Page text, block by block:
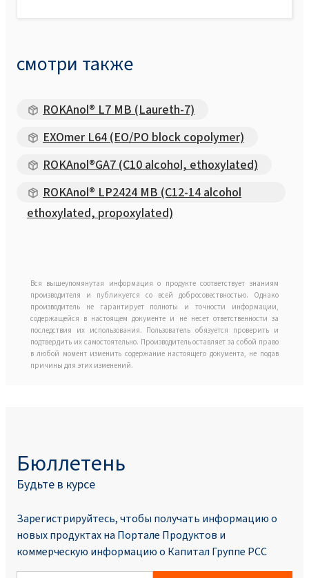
смотри также
ROKAnol® L7 MB (Laureth-7)
EXOmer L64 (EO/PO block copolymer)
ROKAnol®GA7 (C10 alcohol, ethoxylated)
ROKAnol® LP2424 MB (C12-14 alcohol
ethoxylated, propoxylated)
Вся вышеупомянутая информация о продукте соответствует знаниям
производителя и публикуется со всей добросовествностью. Однако
производитель не гарантирует полноты и точности информации,
содержащейся в настоящем документе и не несет ответственности за
последствия их использования. Пользователь обязуется проверить и
подтвердить их самостоятельно. Производитель оставляет за собой право
в любой момент изменить содержание настоящего документа, не подав
причины для этих изменений.
Бюллетень
Будьте в курсе
Зарегистрируйтесь, чтобы получать информацию о
новых продуктах на Портале Продуктoв и
коммерческую информацию о Капитал Группе PCC